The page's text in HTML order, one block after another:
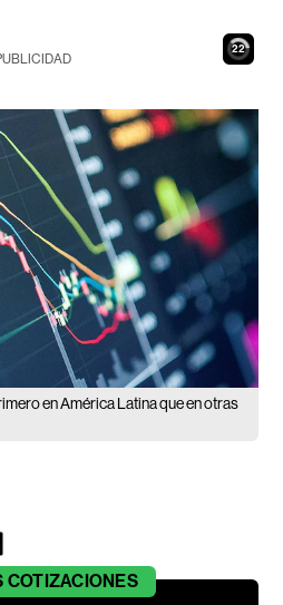
21
en América Latina que en otras
COTIZACIONES